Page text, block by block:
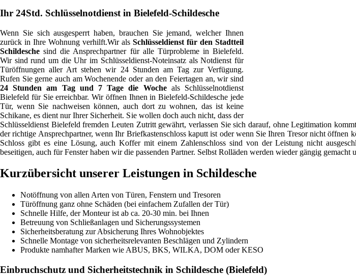
Ihr 24Std. Schlüsselnotdienst in Bielefeld-Schildesche
Wenn Sie sich ausgesperrt haben, brauchen Sie jemand, welcher Ihnen
zurück in Ihre Wohnung verhilft.Wir als Schlüsseldienst für den Stadtteil
Schildesche sind die Ansprechpartner für alle Türprobleme in Bielefeld.
Wir sind rund um die Uhr im Schlüsseldienst-Noteinsatz als Notdienst für
Türöffnungen aller Art stehen wir 24 Stunden am Tag zur Verfügung.
Rufen Sie gerne auch am Wochenende oder an den Feiertagen an, wir sind
24 Stunden am Tag und 7 Tage die Wocheals Schlüsselnotdienst
Bielefeld für Sie erreichbar. Wir öffnen Ihnen in Bielefeld-Schildesche jede
Tür, wenn Sie nachweisen können, auch dort zu wohnen, das ist keine
Schikane, es dient nur Ihrer Sicherheit. Sie wollen doch auch nicht, dass der
Schlüsseldienst Bielefeld fremden Leuten Zutritt gewährt, verlassen Sie sich darauf, ohne Legitimation
der richtige Ansprechpartner, wenn Ihr Briefkastenschloss kaputt ist oder wenn Sie Ihren Tresor nicht
Schloss gibt es eine Lösung, auch Koffer mit einem Zahlenschloss sind von der Leistung nicht
beseitigen, auch für Fenster haben wir die passenden Partner. Selbst Rolläden werden wieder gängig
Kurzübersicht unserer Leistungen in Schildesche
Notöffnung von allen Arten von Türen, Fenstern und Tresoren
Türöffnung ganz ohne Schäden (bei einfachem Zufallen der Tür)
Schnelle Hilfe, der Monteur ist ab ca. 20-30 min. bei Ihnen
Betreuung von Schließanlagen und Sicherungssystemen
Sicherheitsberatung zur Absicherung Ihres Wohnobjektes
Schnelle Montage von sicherheitsrelevanten Beschlägen und Zylindern
Produkte namhafter Marken wie ABUS, BKS, WILKA, DOM oder KESO
Einbruchschutz und Sicherheitstechnik in Schildesche (Bielefeld)